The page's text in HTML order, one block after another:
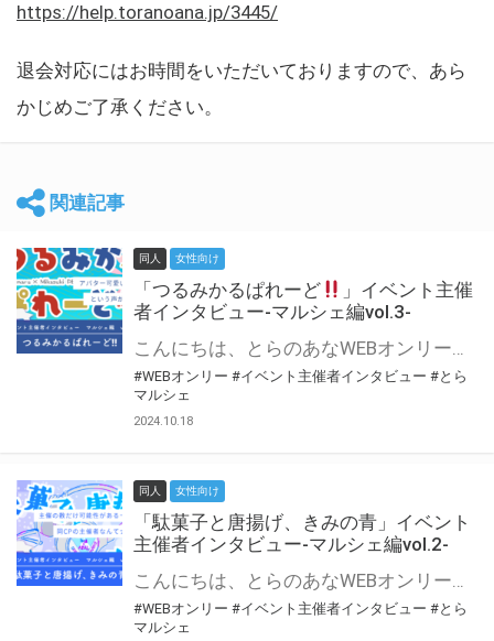
https://help.toranoana.jp/3445/
退会対応にはお時間をいただいておりますので、あら
かじめご了承ください。
関連記事
同人 女性向け
「つるみかるぱれーど
」イベント主催
者インタビュー-マルシェ編vol.3-
こんにちは、とらのあなWEBオンリー運営スタッフです。 新たにお届けする、イベント主催者インタビュー-マルシェ編-は、 とらのあなWEBオンリー「マルシェ」をご利用した主催様に 「マルシェ」を使って開催した感想や心がけをお聞きする企画です。 今回は、WEBオンリー初開催「つるみかるぱれーど
#WEBオンリー #イベント主催者インタビュー #とら
マルシェ
2024.10.18
同人 女性向け
「駄菓子と唐揚げ、きみの青」イベント
主催者インタビュー-マルシェ編vol.2-
こんにちは、とらのあなWEBオンリー運営スタッフです。 新たにお届けする、イベント主催者インタビュー-マルシェ編-は、 とらのあなWEBオンリー「マルシェ」をご利用の主催様に 「マルシェ」を使ってイベントを開催した感想や心がけをお聞きする企画です。 今回は、WEBオンリー初開催「駄菓子と唐揚げ、きみの青」より、 主催のぎこ六屋様にお話を伺いました。 協力：ぎこ六屋様／イベント公式Twitter（@krkgwks） とらのあなWEBオンリー「マルシェ」とは？ WEBオンリーでリアルタイムでコミュニケーションがとれるオンライン会場です。
#WEBオンリー #イベント主催者インタビュー #とら
マルシェ